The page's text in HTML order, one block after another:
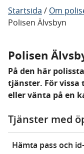
Startsida / Om
Polisen Älvsbyn
Polisen
På den här
tjänster. För vissa
eller vänta på en
Tjänster med
Hämta pass och